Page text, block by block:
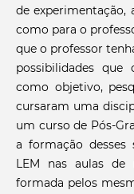
de experimentação,
como para o
que o professor
possibilidades
como objetivo,
cursaram uma
um curso de Pós-
a formação
LEM nas aulas de
formada pelos